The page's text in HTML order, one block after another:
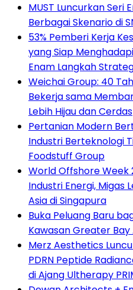
MUST Luncurkan Seri
Berbagai Skenario di
53% Pemberi Kerja
yang Siap
Enam Langkah
Weichai Group: 40
Bekerja sama
Lebih Hijau dan Cerdas
Pertanian Modern
Industri Berteknologi
Foodstuff Group
World Offshore Week
Industri Energi, Migas
Asia di Singapura
Buka Peluang Baru
Kawasan Greater Bay
Merz Aesthetics
PDRN Peptide
di Ajang Ultherapy